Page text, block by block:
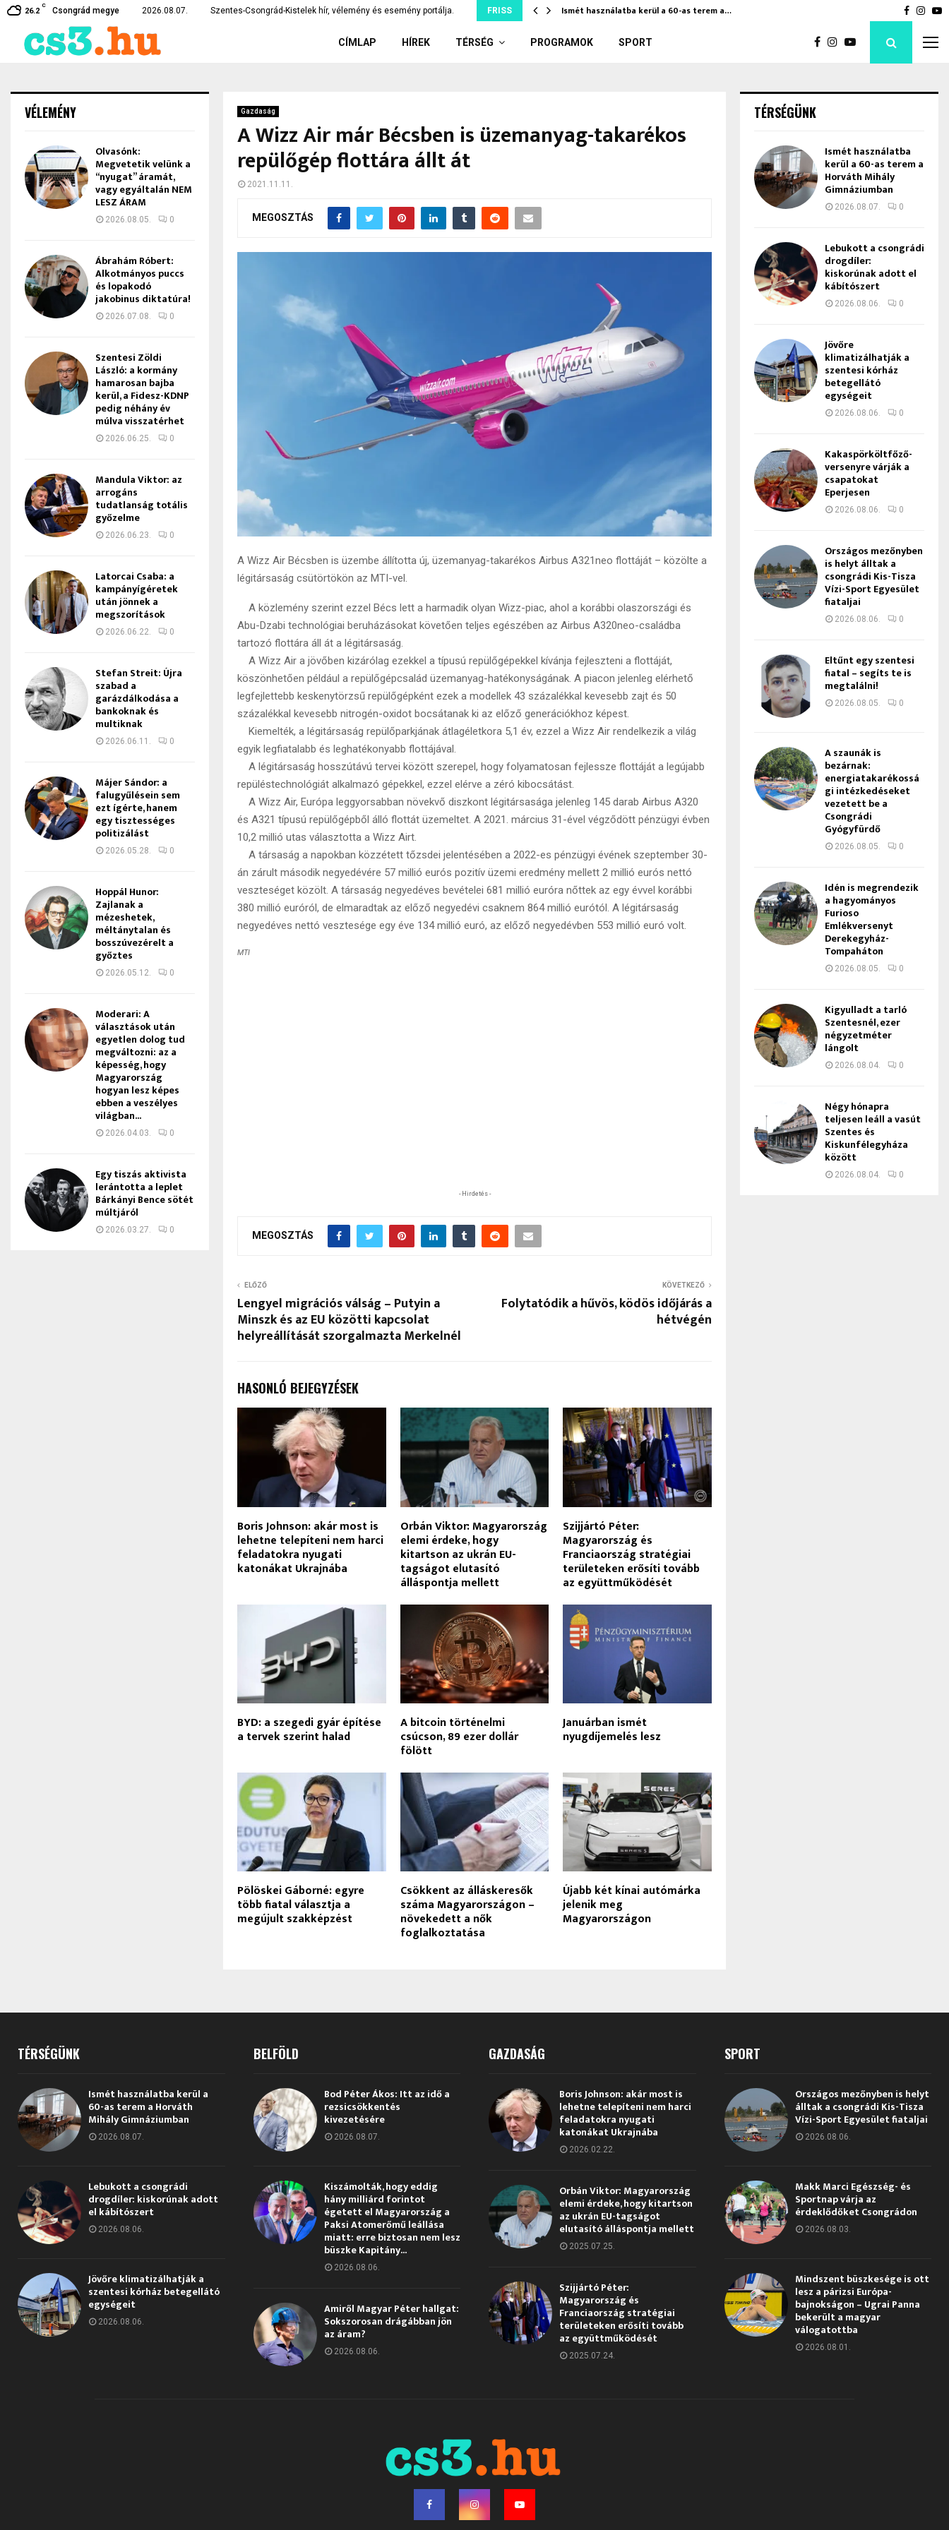
26.2
C
Csongrád megye 2026.08.07. Szentes-Csongrád-Kistelek hír, vélemény és esemény portálja. FRISS
Czirbus Gábor: Nem hagyhatjuk szó nélkül, ami… Ismét használatba kerül a 60-as terem a… Bod
CÍMLAP HÍREK TÉRSÉG PROGRAMOK SPORT
Gazdaság
A Wizz Air már Bécsben is üzemanyag-takarékos
repülőgép flottára állt át
2021.11.11.
MEGOSZTÁS
A Wizz Air Bécsben is üzembe állította új, üzemanyag-takarékos Airbus A321neo flottáját – közölte a
légitársaság csütörtökön az MTI-vel.
A közlemény szerint ezzel Bécs lett a harmadik olyan Wizz-piac, ahol a korábbi olaszországi és
Abu-Dzabi technológiai beruházásokat követően teljes egészében az Airbus A320neo-családba
tartozó flottára áll át a légitársaság.
A Wizz Air a jövőben kizárólag ezekkel a típusú repülőgépekkel kívánja fejleszteni a flottáját,
köszönhetően például a repülőgépcsalád üzemanyag-hatékonyságának. A piacon jelenleg elérhető
legfejlettebb keskenytörzsű repülőgépként ezek a modellek 43 százalékkal kevesebb zajt és 50
százalékkal kevesebb nitrogén-oxidot bocsátanak ki az előző generációkhoz képest.
Kiemelték, a légitársaság repülőparkjának átlagéletkora 5,1 év, ezzel a Wizz Air rendelkezik a világ
egyik legfiatalabb és leghatékonyabb flottájával.
A légitársaság hosszútávú tervei között szerepel, hogy folyamatosan fejlessze flottáját a legújabb
repüléstechnológiát alkalmazó gépekkel, ezzel elérve a zéró kibocsátást.
A Wizz Air, Európa leggyorsabban növekvő diszkont légitársasága jelenleg 145 darab Airbus A320
és A321 típusú repülőgépből álló flottát üzemeltet. A 2021. március 31-ével végződött pénzügyi évben
10,2 millió utas választotta a Wizz Airt.
A társaság a napokban közzétett tőzsdei jelentésében a 2022-es pénzügyi évének szeptember 30-
án zárult második negyedévére 57 millió eurós pozitív üzemi eredmény mellett 2 millió eurós nettó
veszteséget közölt. A társaság negyedéves bevételei 681 millió euróra nőttek az egy évvel korábbi
380 millió euróról, de elmaradtak az előző negyedévi csaknem 864 millió eurótól. A légitársaság
negyedéves nettó vesztesége egy éve 134 millió euró, az előző negyedévben 553 millió euró volt.
MTI
- Hirdetés -
MEGOSZTÁS
ELŐZŐ
Lengyel migrációs válság – Putyin a
Minszk és az EU közötti kapcsolat
helyreállítását szorgalmazta Merkelnél
KÖVETKEZŐ
Folytatódik a hűvös, ködös időjárás a
hétvégén
HASONLÓ BEJEGYZÉSEK
Boris Johnson: akár most is
lehetne telepíteni nem harci
feladatokra nyugati
katonákat Ukrajnába
Orbán Viktor: Magyarország
elemi érdeke, hogy
kitartson az ukrán EU-
tagságot elutasító
álláspontja mellett
Szijjártó Péter:
Magyarország és
Franciaország stratégiai
területeken erősíti tovább
az együttműködését
BYD: a szegedi gyár építése
a tervek szerint halad
A bitcoin történelmi
csúcson, 89 ezer dollár
fölött
Januárban ismét
nyugdíjemelés lesz
Pölöskei Gáborné: egyre
több fiatal választja a
megújult szakképzést
Csökkent az álláskeresők
száma Magyarországon –
növekedett a nők
foglalkoztatása
Újabb két kínai autómárka
jelenik meg
Magyarországon
VÉLEMÉNY
Olvasónk:
Megvetetik velünk a
“nyugat” áramát,
vagy egyáltalán NEM
LESZ ÁRAM
2026.08.05. 0
Ábrahám Róbert:
Alkotmányos puccs
és lopakodó
jakobinus diktatúra!
2026.07.08. 0
Szentesi Zöldi
László: a kormány
hamarosan bajba
kerül, a Fidesz-KDNP
pedig néhány év
múlva visszatérhet
2026.06.25. 0
Mandula Viktor: az
arrogáns
tudatlanság totális
győzelme
2026.06.23. 0
Latorcai Csaba: a
kampányígéretek
után jönnek a
megszorítások
2026.06.22. 0
Stefan Streit: Újra
szabad a
garázdálkodása a
bankoknak és
multiknak
2026.06.11. 0
Májer Sándor: a
falugyűlésein sem
ezt ígérte, hanem
egy tisztességes
politizálást
2026.05.28. 0
Hoppál Hunor:
Zajlanak a
mézeshetek,
méltánytalan és
bosszúvezérelt a
győztes
2026.05.12. 0
Moderari: A
választások után
egyetlen dolog tud
megváltozni: az a
képesség, hogy
Magyarország
hogyan lesz képes
ebben a veszélyes
világban...
2026.04.03. 0
Egy tiszás aktivista
lerántotta a leplet
Bárkányi Bence sötét
múltjáról
2026.03.27. 0
TÉRSÉGÜNK
Ismét használatba
kerül a 60-as terem a
Horváth Mihály
Gimnáziumban
2026.08.07. 0
Lebukott a csongrádi
drogdíler:
kiskorúnak adott el
kábítószert
2026.08.06. 0
Jövőre
klimatizálhatják a
szentesi kórház
betegellátó
egységeit
2026.08.06. 0
Kakaspörköltfőző-
versenyre várják a
csapatokat
Eperjesen
2026.08.06. 0
Országos mezőnyben
is helyt álltak a
csongrádi Kis-Tisza
Vízi-Sport Egyesület
fiataljai
2026.08.06. 0
Eltűnt egy szentesi
fiatal – segíts te is
megtalálni!
2026.08.05. 0
A szaunák is
bezárnak:
energiatakarékossá
gi intézkedéseket
vezetett be a
Csongrádi
Gyógyfürdő
2026.08.05. 0
Idén is megrendezik
a hagyományos
Furioso
Emlékversenyt
Derekegyház-
Tompaháton
2026.08.05. 0
Kigyulladt a tarló
Szentesnél, ezer
négyzetméter
lángolt
2026.08.04. 0
Négy hónapra
teljesen leáll a vasút
Szentes és
Kiskunfélegyháza
között
2026.08.04. 0
TÉRSÉGÜNK
Ismét használatba kerül a
60-as terem a Horváth
Mihály Gimnáziumban
2026.08.07.
Lebukott a csongrádi
drogdíler: kiskorúnak adott
el kábítószert
2026.08.06.
Jövőre klimatizálhatják a
szentesi kórház betegellátó
egységeit
2026.08.06.
BELFÖLD
Bod Péter Ákos: Itt az idő a
rezsicsökkentés
kivezetésére
2026.08.07.
Kiszámolták, hogy eddig
hány milliárd forintot
égetett el Magyarország a
Paksi Atomerőmű leállása
miatt: erre biztosan nem lesz
büszke Kapitány...
2026.08.06.
Amiről Magyar Péter hallgat:
Sokszorosan drágábban jön
az áram?
2026.08.06.
GAZDASÁG
Boris Johnson: akár most is
lehetne telepíteni nem harci
feladatokra nyugati
katonákat Ukrajnába
2026.02.22.
Orbán Viktor: Magyarország
elemi érdeke, hogy kitartson
az ukrán EU-tagságot
elutasító álláspontja mellett
2025.07.25.
Szijjártó Péter:
Magyarország és
Franciaország stratégiai
területeken erősíti tovább
az együttműködését
2025.07.24.
SPORT
Országos mezőnyben is helyt
álltak a csongrádi Kis-Tisza
Vízi-Sport Egyesület fiataljai
2026.08.06.
Makk Marci Egészség- és
Sportnap várja az
érdeklődőket Csongrádon
2026.08.03.
Mindszent büszkesége is ott
lesz a párizsi Európa-
bajnokságon – Ugrai Panna
bekerült a magyar
válogatottba
2026.08.01.